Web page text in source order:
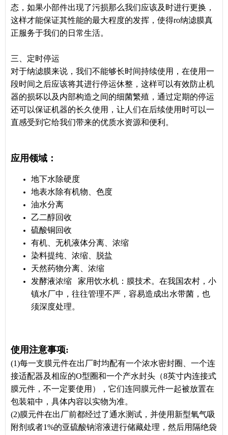
态，如果小部件出现了污损那么我们应该及时进行更换，
这样才能保证其性能的最大程度的发挥，使得ro纳滤膜真
正服务于我们的日常生活。
三、定时停运
对于纳滤膜来说，我们不能够长时间持续使用，在使用一
段时间之后应该将其进行停运休整，这样可以有效防止机
器的损坏以及内部构造之间的细菌繁殖，通过定期的停运
还可以保证机器的长久使用，让人们在后续使用时可以一
直感受到它给我们带来的优质水资源和便利。
应用领域：
地下水除硬度
地表水除有机物、色度
油水分离
乙二醇回收
硫酸铜回收
有机、无机液体分离、浓缩
染料提纯、浓缩、脱盐
天然药物分离、浓缩
发酵液浓缩 家用饮水机：膜技术。在我国农村，小
镇水厂中，往往管理不严，容易造成出水带菌，也
须深度处理。
使用注意事项:
(1)每一支膜元件在出厂时均配有一个浓水密封圈、一个连
接适配器及相应的O型圈和一个产水封头（8英寸内连接式
膜元件，不一定要使用），它们连同膜元件一起被放置在
包装箱中，具体内容以实物为准。
(2)膜元件在出厂前都经过了通水测试，并使用新型氧气吸
附剂或者1%的亚硫酸钠溶液进行储藏处理，然后用隔绝袋